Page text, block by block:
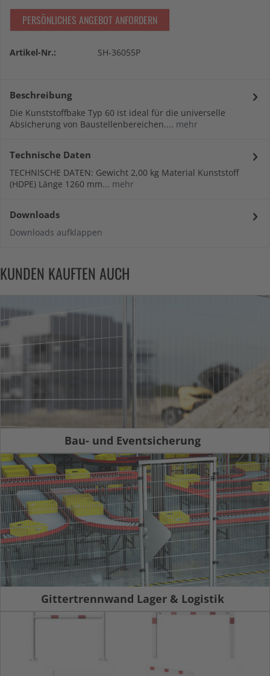
PERSÖNLICHES ANGEBOT ANFORDERN
Artikel-Nr.: SH-36055P
Beschreibung
Die Kunststoffbake Typ 60 ist ideal für die universelle
Absicherung von Baustellenbereichen.... mehr
Technische Daten
TECHNISCHE DATEN: Gewicht 2,00 kg Material Kunststoff
(HDPE) Länge 1260 mm... mehr
Downloads
Downloads aufklappen
KUNDEN KAUFTEN AUCH
Bau- und Eventsicherung
Gittertrennwand Lager & Logistik